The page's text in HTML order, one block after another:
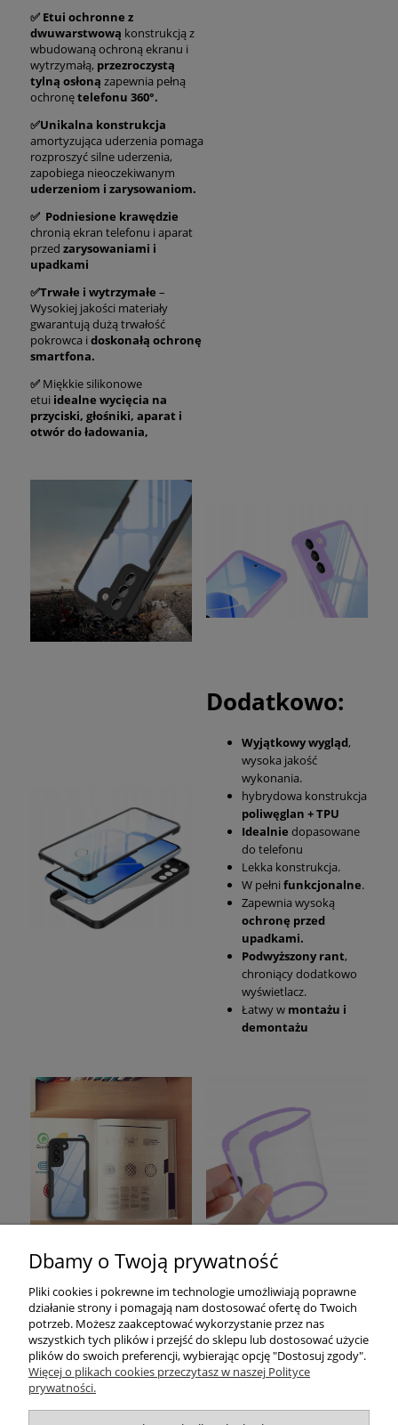
✅ Etui ochronne z
dwuwarstwową konstrukcją z
wbudowaną ochroną ekranu i
wytrzymałą, przezroczystą
tylną osłoną zapewnia pełną
ochronętelefonu 360°.
✅Unikalna konstrukcja
amortyzująca uderzenia pomaga
rozproszyć silne uderzenia,
zapobiega nieoczekiwanym
uderzeniom i zarysowaniom.
✅ Podniesione krawędzie
chronią ekran telefonu i aparat
przed zarysowaniami i
upadkami
✅Trwałe i wytrzymałe –
Wysokiej jakości materiały
gwarantują dużą trwałość
pokrowca i doskonałą ochronę
smartfona.
✅ Miękkie silikonowe
etui idealne wycięcia na
przyciski, głośniki, aparat i
otwór do ładowania,
Dodatkowo:
Wyjątkowy wygląd,
wysoka jakość
wykonania.
hybrydowa konstrukcja
poliwęglan + TPU
Idealnie dopasowane
do telefonu
Lekka konstrukcja.
W pełni funkcjonalne.
Zapewnia wysoką
ochronę przed
upadkami.
Podwyższony rant,
chroniący dodatkowo
wyświetlacz.
Łatwy w montażu i
demontażu
Pomoc
Moje konto
Płatności i dostawa
Dbamy o Twoją prywatność
Pliki cookies i pokrewne im technologie umożliwiają poprawne
działanie strony i pomagają nam dostosować ofertę do Twoich
potrzeb. Możesz zaakceptować wykorzystanie przez nas
wszystkich tych plików i przejść do sklepu lub dostosować użycie
plików do swoich preferencji, wybierając opcję "Dostosuj zgody".
Więcej o plikach cookies przeczytasz w naszej Polityce
prywatności.